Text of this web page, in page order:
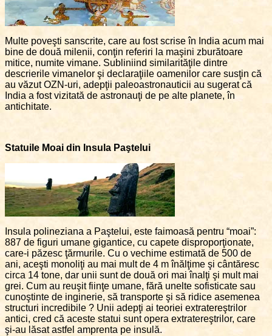
Multe poveşti sanscrite, care au fost scrise în India acum mai
bine de două milenii, conţin referiri la maşini zburătoare
mitice, numite vimane. Subliniind similarităţile dintre
descrierile vimanelor şi declaraţiile oamenilor care susţin că
au văzut OZN-uri, adepţii paleoastronauticii au sugerat că
India a fost vizitată de astronauţi de pe alte planete, în
antichitate.
Statuile Moai din Insula Paştelui
Insula polineziana a Paştelui, este faimoasă pentru “moai”:
887 de figuri umane gigantice, cu capete disproporţionate,
care-i păzesc ţărmurile. Cu o vechime estimată de 500 de
ani, aceşti monoliţi au mai mult de 4 m înălţime şi cântăresc
circa 14 tone, dar unii sunt de două ori mai înalţi şi mult mai
grei. Cum au reuşit fiinţe umane, fără unelte sofisticate sau
cunoştinte de inginerie, să transporte şi să ridice asemenea
structuri incredibile ? Unii adepţi ai teoriei extratereştrilor
antici, cred că aceste statui sunt opera extratereştrilor, care
şi-au lăsat astfel amprenta pe insulă.